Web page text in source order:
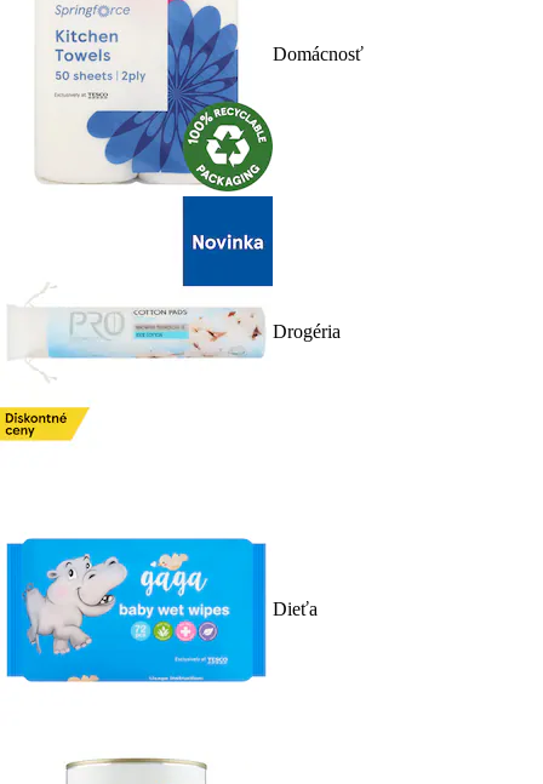
Domácnosť
Drogéria
Dieťa